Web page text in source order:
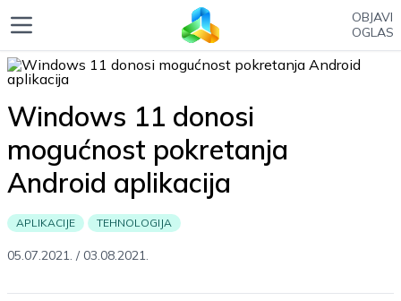
OBJAVI
OGLAS
Windows 11 donosi
mogućnost pokretanja
Android aplikacija
APLIKACIJE TEHNOLOGIJA
05.07.2021. /03.08.2021.